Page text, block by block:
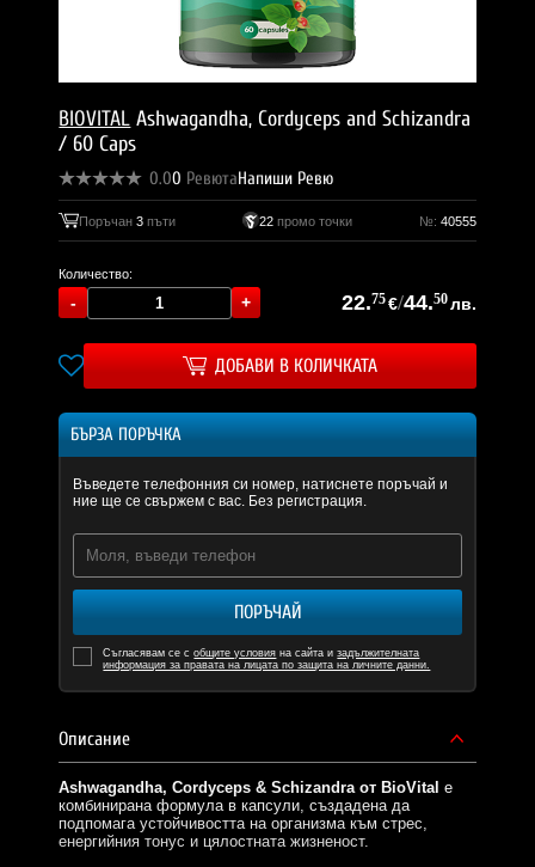
BIOVITAL Ashwagandha, Cordyceps and Schizandra
/ 60 Caps
0.00 РевютаНапиши Ревю
Поръчан3 пъти 22промо точки №: 40555
Количество:
22.75€/44.50лв.
ДОБАВИ В КОЛИЧКАТА
БЪРЗА ПОРЪЧКА
Въведете телефонния си номер, натиснете поръчай и
ние ще се свържем с вас. Без регистрация.
ПОРЪЧАЙ
Съгласявам се собщите условия на сайта изадължителната
информация за правата на лицата по защита на личните данни.
Описание
Ashwagandha, Cordyceps & Schizandra от BioVital е
комбинирана формула в капсули, създадена да
подпомага устойчивостта на организма към стрес,
енергийния тонус и цялостната жизненост.